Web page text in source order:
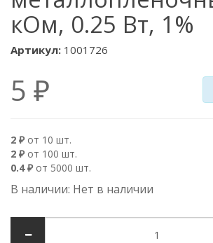
кОм, 0.25 Вт, 1%
Артикул: 1001726
5 ₽
2 ₽ от 10 шт.
2 ₽ от 100 шт.
0.4 ₽ от 5000 шт.
В наличии: Нет в наличии